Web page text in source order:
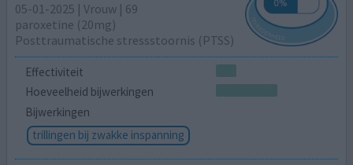
05-01-2025 | Vrouw | 69
paroxetine (20mg)
Posttraumatische stressstoornis (PTSS)
Effectiviteit
Hoeveelheid bijwerkingen
Bijwerkingen
trillingen bij zwakke inspanning